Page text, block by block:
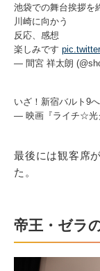
池袋での舞台挨拶を
川崎に向かう
反応、感想
楽しみです
— 間宮 祥太朗
いざ！新宿バルト9
— 映画『ライチ☆光
最後には観客席
た。
帝王・ゼラ